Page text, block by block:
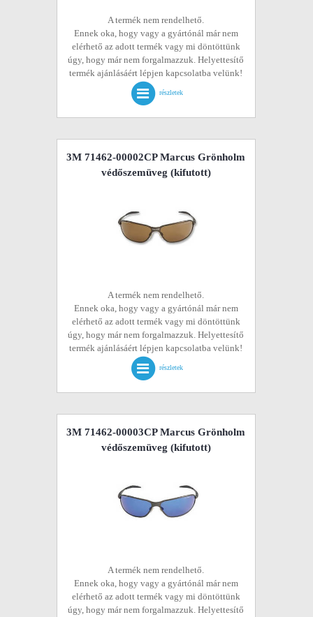
A termék nem rendelhető.
Ennek oka, hogy vagy a gyártónál már nem
elérhető az adott termék vagy mi döntöttünk
úgy, hogy már nem forgalmazzuk. Helyettesítő
termék ajánlásáért lépjen kapcsolatba velünk!
részletek
3M 71462-00002CP Marcus Grönholm
védőszemüveg (kifutott)
A termék nem rendelhető.
Ennek oka, hogy vagy a gyártónál már nem
elérhető az adott termék vagy mi döntöttünk
úgy, hogy már nem forgalmazzuk. Helyettesítő
termék ajánlásáért lépjen kapcsolatba velünk!
részletek
3M 71462-00003CP Marcus Grönholm
védőszemüveg (kifutott)
A termék nem rendelhető.
Ennek oka, hogy vagy a gyártónál már nem
elérhető az adott termék vagy mi döntöttünk
úgy, hogy már nem forgalmazzuk. Helyettesítő